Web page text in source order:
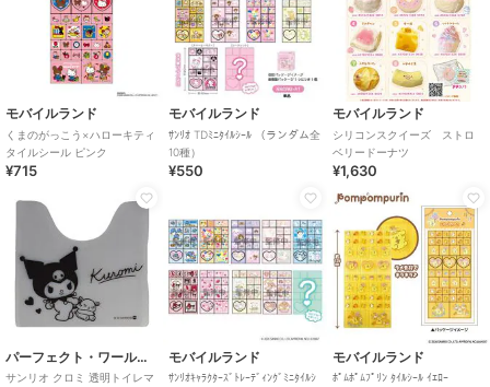
モバイルランド
くまのがっこう×ハローキティ
タイルシール ピンク
¥715
モバイルランド
ｻﾝﾘｵ TDﾐﾆﾀｲﾙｼｰﾙ （ランダム全
10種）
¥550
モバイルランド
シリコンスクイーズ ストロ
ベリードーナツ
¥1,630
パーフェクト・ワールド・トーキョー
サンリオ クロミ 透明トイレマ
モバイルランド
ｻﾝﾘｵｷｬﾗｸﾀｰｽﾞﾄﾚｰﾃﾞｨﾝｸﾞﾐﾆﾀｲﾙｼ
モバイルランド
ﾎﾟﾑﾎﾟﾑﾌﾟﾘﾝ ﾀｲﾙｼｰﾙ ｲｴﾛｰ